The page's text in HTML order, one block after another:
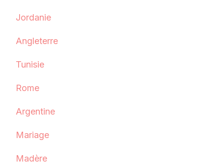
Jordanie
Angleterre
Tunisie
Rome
Argentine
Mariage
Madère